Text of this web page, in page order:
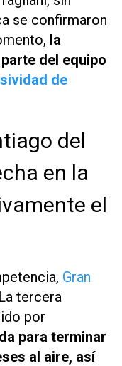
se confirmaron
la
del equipo
de
del
en la
el
Gran
tercera
por
para terminar
al aire, así